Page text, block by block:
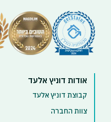
אודות דוניץ אלעד
קבוצת דוניץ אלעד
צוות החברה